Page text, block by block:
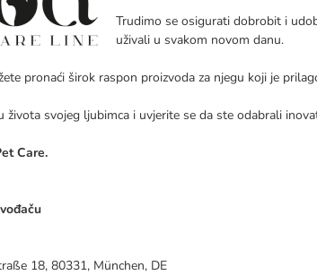
Trudimo se osigurati dobrobit i
uživali u svakom novom danu.
pronaći širok raspon proizvoda za njegu koji je
života svojeg ljubimca i uvjerite se
Care.
18, 80331, München, DE